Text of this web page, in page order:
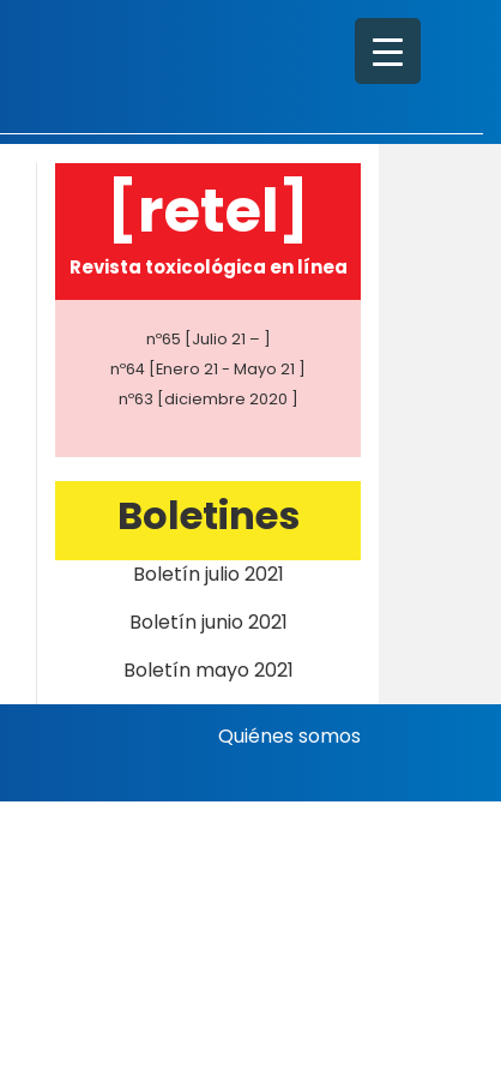
[retel]
Revista toxicológica en línea
nº65 [Julio 21 – ]
nº64 [Enero 21 - Mayo 21 ]
nº63 [diciembre 2020 ]
Boletines
Boletín julio 2021
Boletín junio 2021
Boletín mayo 2021
Quiénes somos